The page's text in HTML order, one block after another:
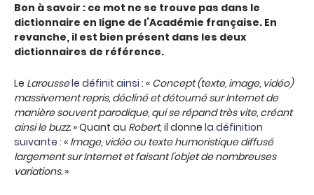
Bon à savoir : ce mot ne se trouve pas dans le
dictionnaire en ligne de l’Académie française. En
revanche, il est bien présent dans les deux
dictionnaires de référence.
Le Laroussele définit ainsi : « Concept (texte, image, vidéo)
massivement repris, décliné et détourné sur Internet de
manière souvent parodique, qui se répand très vite, créant
ainsi le buzz.» Quant au Robert, il donne la définition
suivante : « Image, vidéo ou texte humoristique diffusé
largement sur Internet et faisant l’objet de nombreuses
variations.»